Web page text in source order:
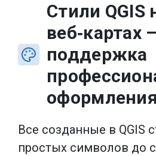
Стили QGIS
веб‑картах –
поддержка
оформления
Все созданные в QGIS
простых символов до